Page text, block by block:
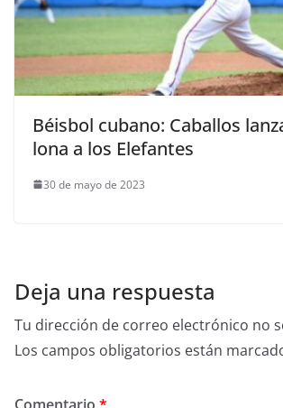
Béisbol cubano: Caballos
lona a los Elefantes
30 de mayo de 2023
Deja una respuesta
Tu dirección de correo electrónico no
Los campos obligatorios están